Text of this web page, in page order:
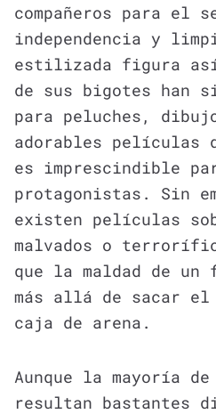
compañeros para el
independencia y
estilizada figura así
de sus bigotes han
para peluches,
adorables películas
es imprescindible
protagonistas. Sin
existen películas
malvados o
que la maldad de
más allá de sacar el
caja de arena.
Aunque la mayoría
resultan bastantes